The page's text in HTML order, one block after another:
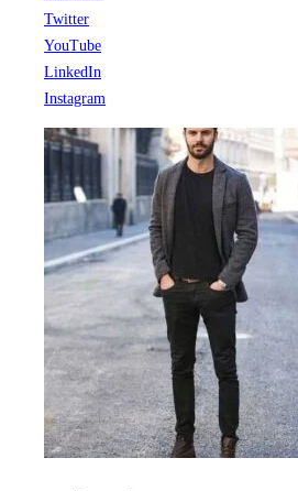
Twitter
YouTube
LinkedIn
Instagram